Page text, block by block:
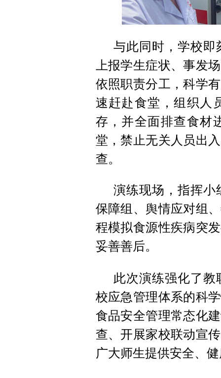
与此同时，学校即
上报学生症状、事发
依照职责分工，科学
速赶赴食堂，组织人
存，并全面排查食材
堂，禁止无关人员出
查。
演练现场，指挥小
保障组、舆情应对组
程模拟食源性疾病突
妥善善后。
此次演练强化了
校应急管理体系的科
食品安全管理常态化
查、开展家校联动宣
广大师生提供安全、